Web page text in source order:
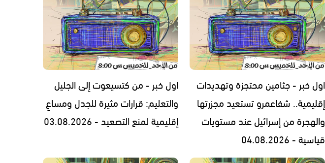
اول خبر - جثامين محتجزة وتهديدات
إقليمية.. شفاعمرو تستعيد مجزرتها
والهجرة من إسرائيل عند مستويات
قياسية - 04.08.2026
اول خبر - من كَتسيعوت إلى الجليل
والتعليم: قرارات مثيرة للجدل ومساعٍ
إقليمية لمنع التصعيد - 03.08.2026